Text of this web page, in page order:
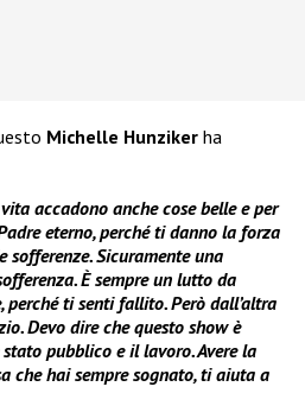
Michelle Hunziker ha
accadono anche cose belle e per
eterno, perché ti danno la forza
Sicuramente una
È sempre un lutto da
ti senti fallito. Però dall’altra
Devo dire che questo show è
pubblico e il lavoro. Avere la
che hai sempre sognato, ti aiuta a